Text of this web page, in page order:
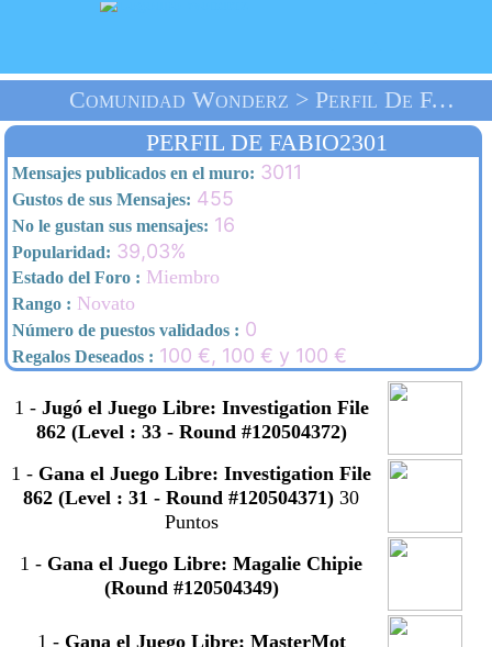
Comunidad Wonderz > Perfil De FABIO2301 > Inicio
PERFIL DE FABIO2301
Mensajes publicados en el muro: 3011
Gustos de sus Mensajes: 455
No le gustan sus mensajes: 16
Popularidad: 39,03%
Estado del Foro : Miembro
Rango : Novato
Número de puestos validados : 0
Regalos Deseados : 100 €, 100 € y 100 €
1 - Jugó el Juego Libre: Investigation File
862 (Level : 33 - Round #120504372)
1 - Gana el Juego Libre: Investigation File
862 (Level : 31 - Round #120504371) 30
Puntos
1 - Gana el Juego Libre: Magalie Chipie
(Round #120504349)
1 - Gana el Juego Libre: MasterMot